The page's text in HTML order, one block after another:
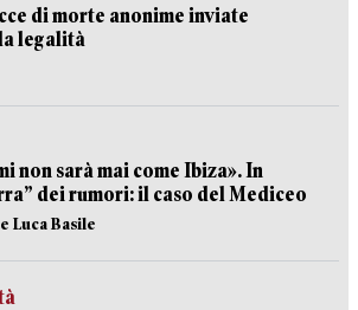
di morte anonime inviate
legalità
non sarà mai come Ibiza». In
dei rumori: il caso del Mediceo
Luca Basile